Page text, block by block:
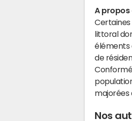
A propos
littoral
éléments
de
majorées
Nos